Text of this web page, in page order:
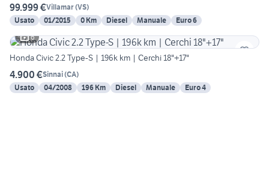
99.999 €Villamar(VS)
Usato
01/2015 0 Km Diesel Manuale
Euro 6
6
Honda Civic 2.2 Type-S | 196k km | Cerchi 18"+17"
4.900 €Sinnai(CA)
Usato
04/2008 196 Km Diesel Manuale Euro 4